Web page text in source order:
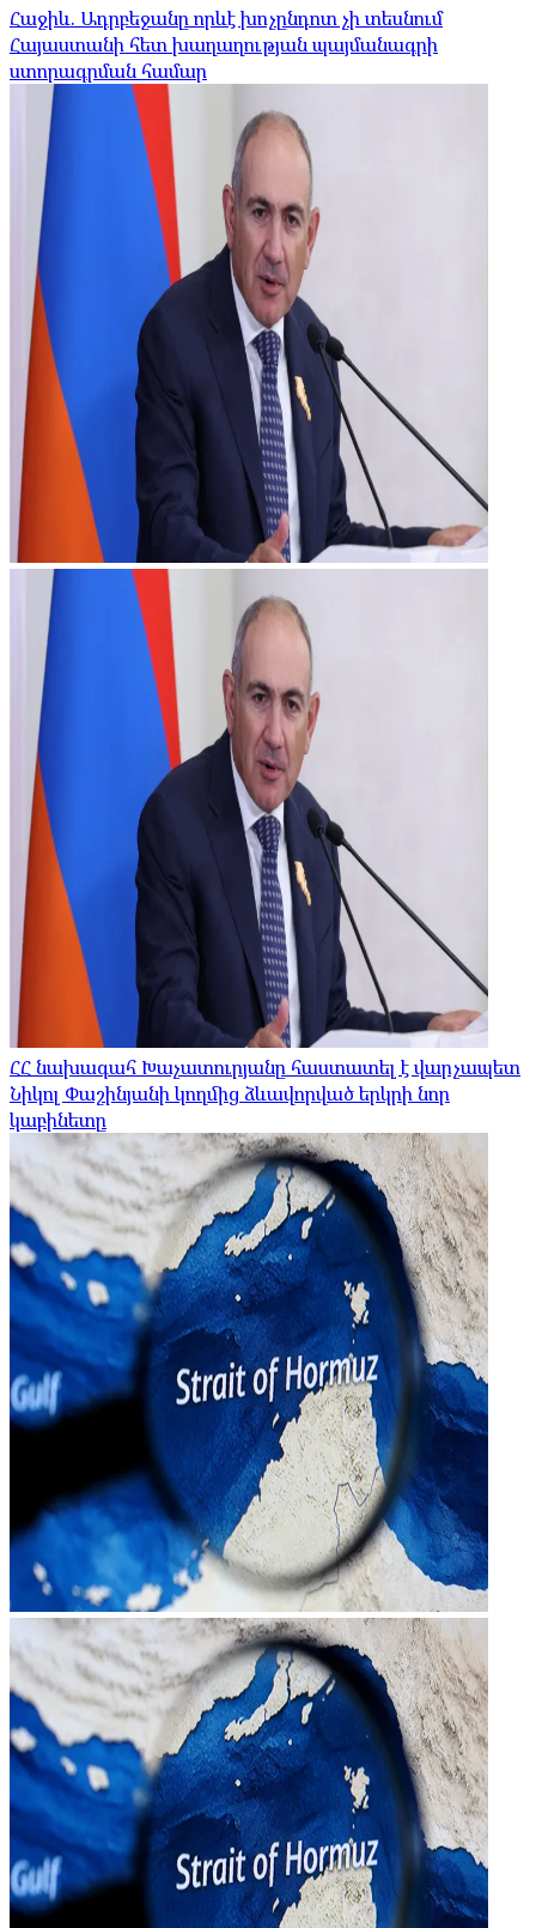
Հաջիև. Ադրբեջանը որևէ խոչընդոտ չի տեսնում
Հայաստանի հետ խաղաղության պայմանագրի
ստորագրման համար
ՀՀ նախագահ Խաչատուրյանը հաստատել է վարչապետ
Նիկոլ Փաշինյանի կողմից ձևավորված երկրի նոր
կաբինետը